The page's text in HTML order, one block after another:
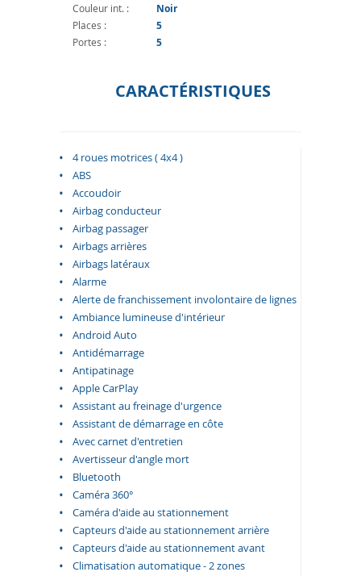
Couleur int. : Noir
Places : 5
Portes : 5
CARACTÉRISTIQUES
4 roues motrices ( 4x4 )
ABS
Accoudoir
Airbag conducteur
Airbag passager
Airbags arrières
Airbags latéraux
Alarme
Alerte de franchissement involontaire de lignes
Ambiance lumineuse d'intérieur
Android Auto
Antidémarrage
Antipatinage
Apple CarPlay
Assistant au freinage d'urgence
Assistant de démarrage en côte
Avec carnet d'entretien
Avertisseur d'angle mort
Bluetooth
Caméra 360°
Caméra d'aide au stationnement
Capteurs d'aide au stationnement arrière
Capteurs d'aide au stationnement avant
Climatisation automatique - 2 zones